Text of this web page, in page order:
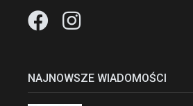
NAJNOWSZE WIADOMOŚCI